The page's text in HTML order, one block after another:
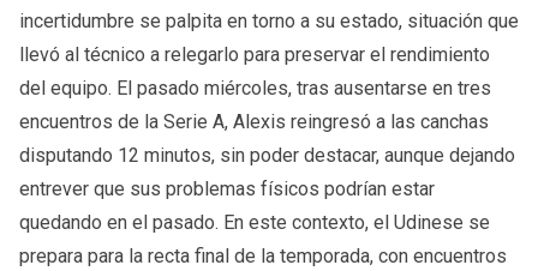
incertidumbre se palpita en torno a su estado, situación que
llevó al técnico a relegarlo para preservar el rendimiento
del equipo. El pasado miércoles, tras ausentarse en tres
encuentros de la Serie A, Alexis reingresó a las canchas
disputando 12 minutos, sin poder destacar, aunque dejando
entrever que sus problemas físicos podrían estar
quedando en el pasado. En este contexto, el Udinese se
prepara para la recta final de la temporada, con encuentros